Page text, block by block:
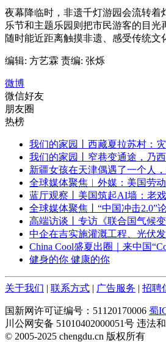
夜幕降临时，非遗千灯游园会流转
乐节和主题乐园则把市民游客的目光
随时能近距离触摸非遗、感受传统文
编辑: 方艺霖 责编: 张烁
微博
微信好友
朋友圈
热榜
我们的家园丨西藏夏拉苏村：
我们的家园丨窄巷变通途，乃
新疆女孩在天津偶遇了一个人
全球媒体聚焦︱外媒：美国劳
蓝厅观察丨美国筑起AI墙：老
全球媒体聚焦丨“中国冲击2.0”
高端访谈丨专访《联合国气候
中企在吉实施灌溉工程、光伏
China Cool盛夏出圈｜来中国
健身的你 健康的你
关于我们 | 联系方式 | 广告服务 | 招聘
国新网许可证编号：51120170006 蜀
川公网安备 51010402000051号 违法
© 2005-2025 chengdu.cn 版权所有